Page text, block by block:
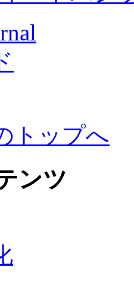
トップへ
ンツ